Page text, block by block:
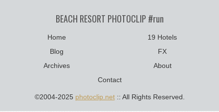
BEACH RESORT PHOTOCLIP #run
Home
19 Hotels
Blog
FX
Archives
About
Contact
©2004-2025 photoclip.net:: All Rights Reserved.